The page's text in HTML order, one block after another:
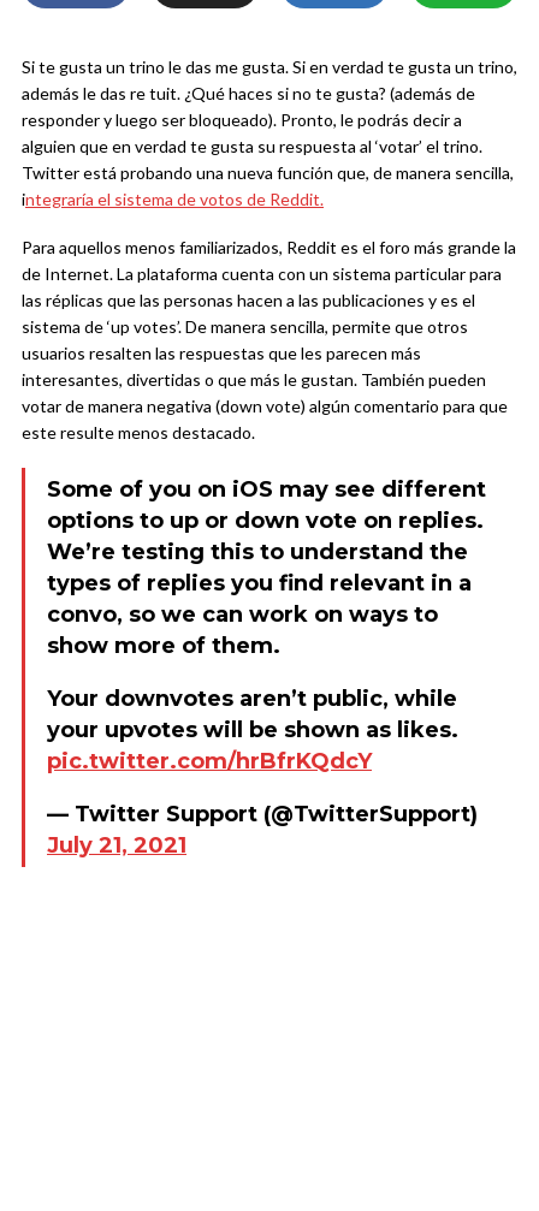
Si te gusta un trino le das me gusta. Si en verdad te gusta un trino,
además le das re tuit. ¿Qué haces si no te gusta? (además de
responder y luego ser bloqueado). Pronto, le podrás decir a
alguien que en verdad te gusta su respuesta al ‘votar’ el trino.
Twitter está probando una nueva función que, de manera sencilla,
integraría el sistema de votos de Reddit.
Para aquellos menos familiarizados, Reddit es el foro más grande la
de Internet. La plataforma cuenta con un sistema particular para
las réplicas que las personas hacen a las publicaciones y es el
sistema de ‘up votes’. De manera sencilla, permite que otros
usuarios resalten las respuestas que les parecen más
interesantes, divertidas o que más le gustan. También pueden
votar de manera negativa (down vote) algún comentario para que
este resulte menos destacado.
Some of you on iOS may see different
options to up or down vote on replies.
We’re testing this to understand the
types of replies you find relevant in a
convo, so we can work on ways to
show more of them.
Your downvotes aren’t public, while
your upvotes will be shown as likes.
pic.twitter.com/hrBfrKQdcY
— Twitter Support (@TwitterSupport)
July 21, 2021